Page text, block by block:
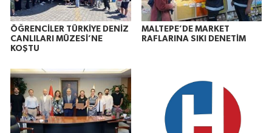
ÖĞRENCİLER TÜRKİYE DENİZ
CANLILARI MÜZESİ’NE
KOŞTU
MALTEPE’DE MARKET
RAFLARINA SIKI DENETİM